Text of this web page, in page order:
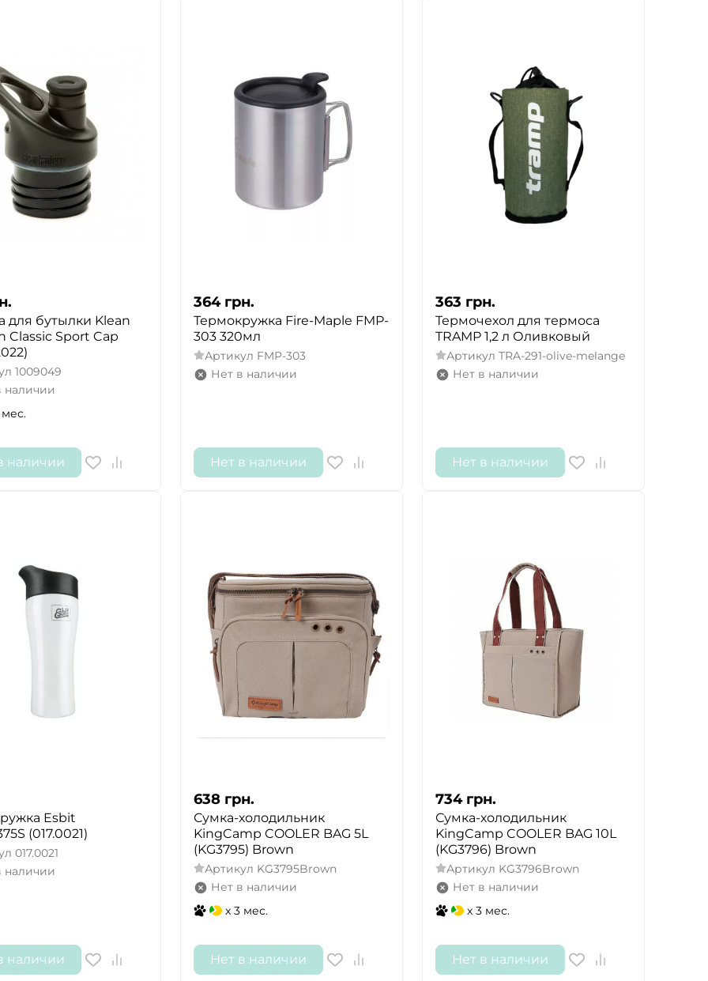
для бутылки Klean
Classic Sport Cap
1009049
наличии
мес.
наличии
364 грн.
Термокружка Fire-Maple FMP-
303 320мл
Артикул FMP-303
Нет в наличии
Нет в наличии
363 грн.
Термочехол для термоса
TRAMP 1,2 л Оливковый
Артикул TRA-291-olive-melange
Нет в наличии
Нет в наличии
Esbit
(017.0021)
017.0021
наличии
наличии
638 грн.
Сумка-холодильник
KingCamp COOLER BAG 5L
(KG3795) Brown
Артикул KG3795Brown
Нет в наличии
x 3 мес.
Нет в наличии
734 грн.
Сумка-холодильник
KingCamp COOLER BAG 10L
(KG3796) Brown
Артикул KG3796Brown
Нет в наличии
x 3 мес.
Нет в наличии